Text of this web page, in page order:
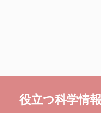
役立つ科学情報